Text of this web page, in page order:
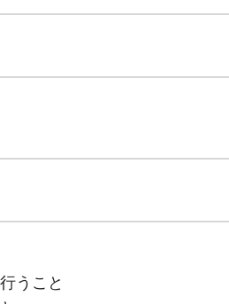
うこと